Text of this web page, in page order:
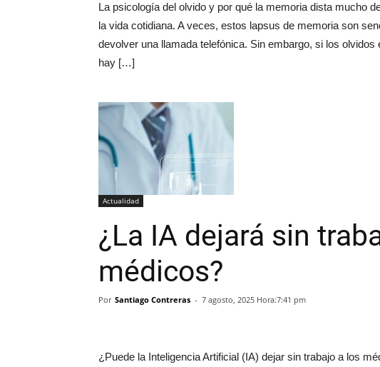
La psicología del olvido y por qué la memoria dista mucho
la vida cotidiana. A veces, estos lapsus de memoria son
devolver una llamada telefónica. Sin embargo, si los
hay […]
Actualidad
¿La IA dejará sin
médicos?
Por Santiago Contreras - 7 agosto, 2025 Hora:7:41 pm
¿Puede la Inteligencia Artificial (IA) dejar sin trabajo a los